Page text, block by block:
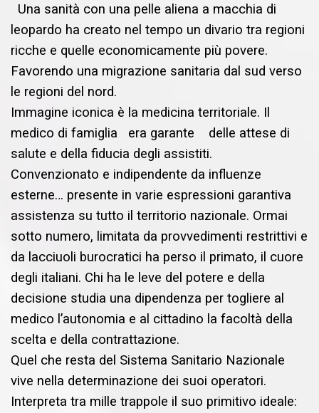
Una sanità con una pelle aliena a macchia di
leopardo ha creato nel tempo un divario tra regioni
ricche e quelle economicamente più povere.
Favorendo una migrazione sanitaria dal sud verso
le regioni del nord.
Immagine iconica è la medicina territoriale. Il
medico di famiglia era garante delle attese di
salute e della fiducia degli assistiti.
Convenzionato e indipendente da influenze
esterne… presente in varie espressioni garantiva
assistenza su tutto il territorio nazionale. Ormai
sotto numero, limitata da provvedimenti restrittivi e
da lacciuoli burocratici ha perso il primato, il cuore
degli italiani. Chi ha le leve del potere e della
decisione studia una dipendenza per togliere al
medico l’autonomia e al cittadino la facoltà della
scelta e della contrattazione.
Quel che resta del Sistema Sanitario Nazionale
vive nella determinazione dei suoi operatori.
Interpreta tra mille trappole il suo primitivo ideale: